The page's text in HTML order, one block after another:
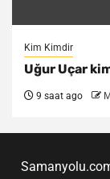
Kim Kimdir
Uğur Uçar
9 saat ago